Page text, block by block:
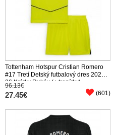
Tottenham Hotspur Cristian Romero
#17 Tretí Detský futbalový dres 2025-
26 Krátky Rukáv (+ trenírky)
96.13€
27.45€ (601)